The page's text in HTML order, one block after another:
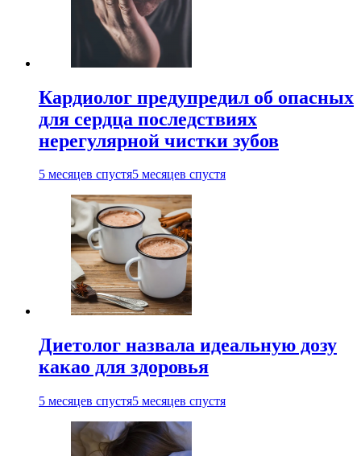
Кардиолог предупредил об опасных
для сердца последствиях
нерегулярной чистки зубов
5 месяцев спустя5 месяцев спустя
Диетолог назвала идеальную дозу
какао для здоровья
5 месяцев спустя5 месяцев спустя